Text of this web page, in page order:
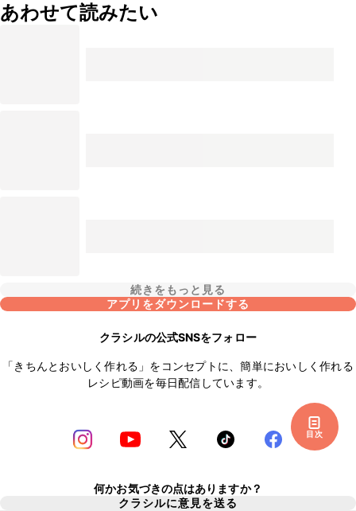
目次
あわせて読みたい
続きをもっと見る
アプリをダウンロードする
クラシルの公式SNSをフォロー
「きちんとおいしく作れる」をコンセプトに、簡単においしく作れる
レシピ動画を毎日配信しています。
何かお気づきの点はありますか？
クラシルに意見を送る